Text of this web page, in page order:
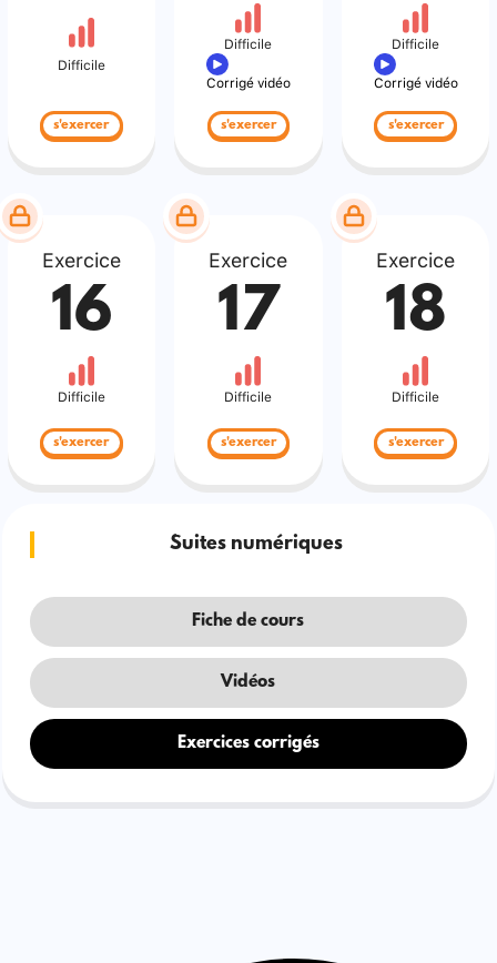
Difficile
s'exercer
Difficile
Corrigé vidéo
s'exercer
Difficile
Corrigé vidéo
s'exercer
Exercice
16
Difficile
s'exercer
Exercice
17
Difficile
s'exercer
Exercice
18
Difficile
s'exercer
Suites numériques
Fiche de cours
Vidéos
Exercices corrigés